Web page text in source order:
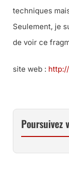
techniques
Seulement, je
de voir ce
site web :
Poursuivez